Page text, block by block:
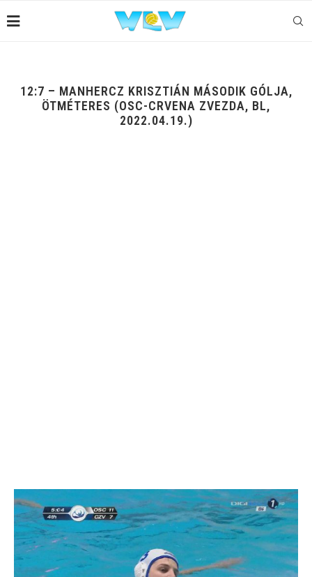
12:7 – MANHERCZ KRISZTIÁN MÁSODIK GÓLJA,
ÖTMÉTERES (OSC-CRVENA ZVEZDA, BL,
2022.04.19.)